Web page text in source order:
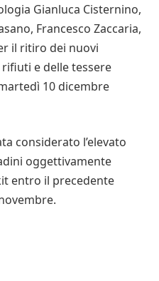
Gianluca Cisternino,
Francesco Zaccaria,
il ritiro dei nuovi
e delle tessere
10 dicembre
considerato l’elevato
oggettivamente
entro il precedente